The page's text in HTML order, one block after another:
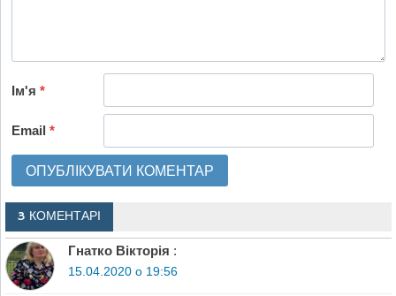
Ім'я*
Email*
3 КОМЕНТАРІ
Гнатко Вікторія :
15.04.2020 о 19:56